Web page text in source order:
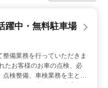
躍中・無料駐車場
整備業務を行っていただきま
たお客様のお車の点検、必
点検整備、車検業務を主とし